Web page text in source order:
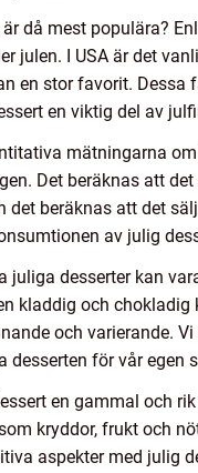
då mest populära?
julen. I USA är det
en stor favorit.
en viktig del av
mätningarna
Det beräknas att
det beräknas att det
av julig
juliga desserter kan
kladdig och
och varierande.
desserten för vår egen
en gammal och
kryddor, frukt och
aspekter med julig